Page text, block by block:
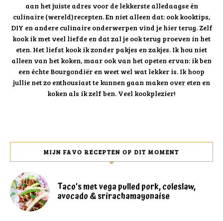
aan het juiste adres voor de lekkerste alledaagse én
culinaire (wereld)recepten. En niet alleen dat: ook kooktips,
DIY en andere culinaire onderwerpen vind je hier terug. Zelf
kook ik met veel liefde en dat zal je ook terug proeven in het
eten. Het liefst kook ik zonder pakjes en zakjes. Ik hou niet
alleen van het koken, maar ook van het opeten ervan: ik ben
een échte Bourgondiër en weet wel wat lekker is. Ik hoop
jullie net zo enthousiast te kunnen gaan maken over eten en
koken als ik zelf ben. Veel kookplezier!
MIJN FAVO RECEPTEN OP DIT MOMENT
Taco’s met vega pulled pork, coleslaw,
avocado & srirachamayonaise